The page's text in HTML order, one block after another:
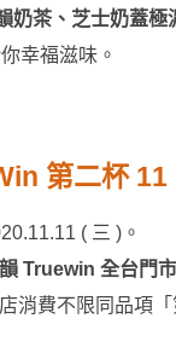
奶茶、芝士奶蓋極
幸福滋味。
第二杯 11
( 三 )。
Truewin 全台門市
消費不限同品項